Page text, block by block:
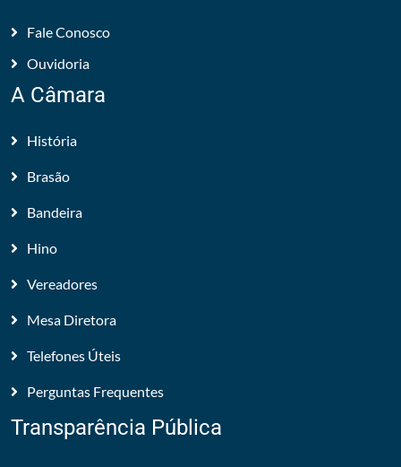
Fale Conosco
Ouvidoria
A Câmara
História
Brasão
Bandeira
Hino
Vereadores
Mesa Diretora
Telefones Úteis
Perguntas Frequentes
Transparência Pública